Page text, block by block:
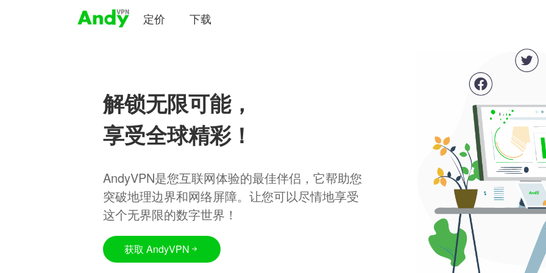
定价 下载
解锁无限可能，
享受全球精彩！
AndyVPN是您互联网体验的最佳伴侣，它帮助您
突破地理边界和网络屏障。让您可以尽情地享受
这个无界限的数字世界！
获取 AndyVPN